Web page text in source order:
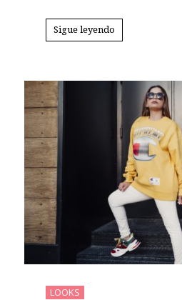
Sigue leyendo
LOOKS